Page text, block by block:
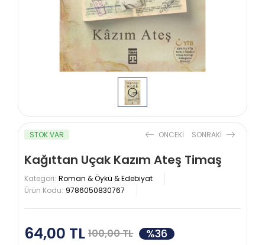
STOK VAR ONCEKI SONRAKI
Kağıttan Uçak Kazım Ateş Timaş
Kategori: Roman & Öykü & Edebiyat
Ürün Kodu: 9786050830767
64,00 TL 100,00 TL %36